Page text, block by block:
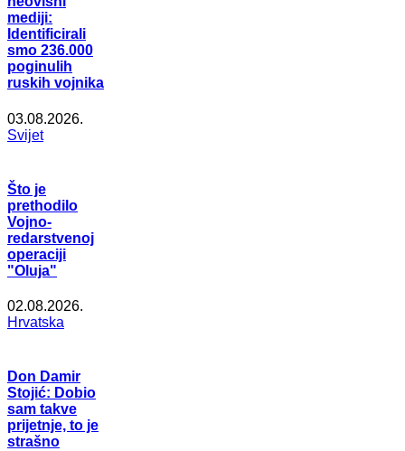
mediji:
Identificirali
smo 236.000
poginulih
ruskih vojnika
03.08.2026.
Svijet
Što je
prethodilo
Vojno-
redarstvenoj
operaciji
"Oluja"
02.08.2026.
Hrvatska
Don Damir
Stojić: Dobio
sam takve
prijetnje, to je
strašno